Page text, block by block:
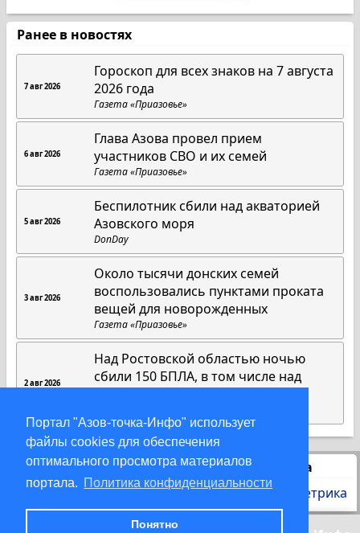
Портал "Азов-точка-Инфо" использует
файлы cookies для обеспечения
оптимального просмотра материалов
портала. Политика конфиденциальности
Понятно
Ранее в новостях
7 авг 2026
Гороскоп для всех знаков на 7 августа
2026 года
Газета «Приазовье»
6 авг 2026
Глава Азова провел прием
участников СВО и их семей
Газета «Приазовье»
5 авг 2026
Беспилотник сбили над акваторией
Азовского моря
DonDay
3 авг 2026
Около тысячи донских семей
воспользовались пунктами проката
вещей для новорожденных
Газета «Приазовье»
2 авг 2026
Над Ростовской областью ночью
сбили 150 БПЛА, в том числе над
Статистика